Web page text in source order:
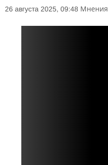
26 августа 2025, 09:48 Мнения